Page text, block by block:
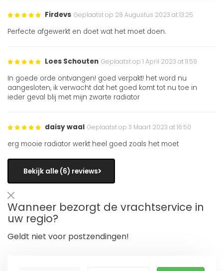
Firdevs Geplaatst op 28 Augustus 2023 at 13:25
Perfecte afgewerkt en doet wat het moet doen.
Loes Schouten Geplaatst op 1 April 2023 at 11:59
In goede orde ontvangen! goed verpakt! het word nu
aangesloten, ik verwacht dat het goed komt tot nu toe in
ieder geval blij met mijn zwarte radiator
daisy waal Geplaatst op 3 Maart 2023 at 16:50
erg mooie radiator werkt heel goed zoals het moet
Bekijk alle (6) reviews
Wanneer bezorgt de vrachtservice in
uw regio?
Geldt niet voor postzendingen!